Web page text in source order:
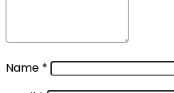
Name *